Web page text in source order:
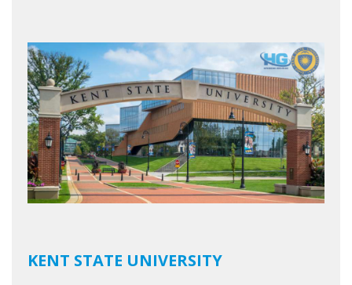
thêm
KENT STATE UNIVERSITY